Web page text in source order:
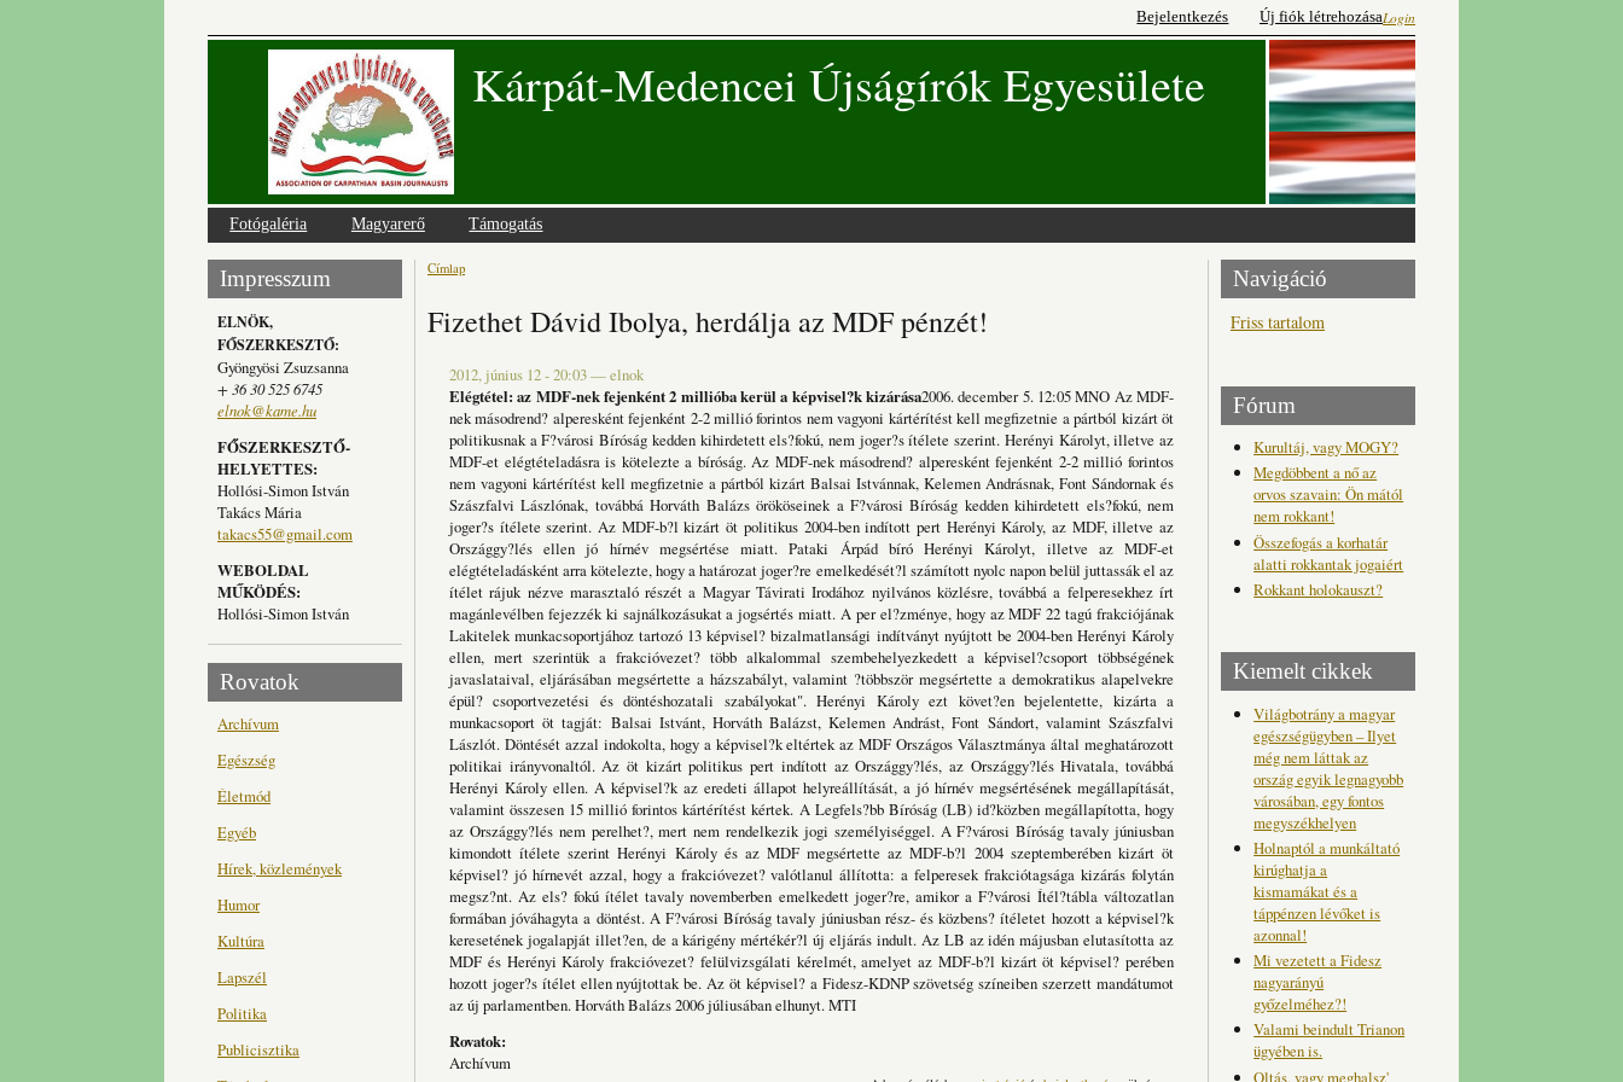
Login
Bejelentkezés Új fiók létrehozása
Kárpát-Medencei Újságírók Egyesülete
Fotógaléria Magyarerő Támogatás
Impresszum
ELNÖK,
FŐSZERKESZTŐ:
Gyöngyösi Zsuzsanna
+ 36 30 525 6745
elnok@kame.hu
FŐSZERKESZTŐ-
HELYETTES:
Hollósi-Simon István
Takács Mária
takacs55@gmail.com
WEBOLDAL
MŰKÖDÉS:
Hollósi-Simon István
Rovatok
Archívum
Egészség
Életmód
Egyéb
Hírek, közlemények
Humor
Kultúra
Lapszél
Politika
Publicisztika
Jelenlegi hely
Címlap
Fizethet Dávid Ibolya, herdálja az MDF pénzét!
2012, június 12 - 20:03—elnok
Elégtétel: az MDF-nek fejenként 2 millióba kerül a képvisel?k kizárása2006. december 5. 12:05 MNO Az MDF-
nek másodrend? alperesként fejenként 2-2 millió forintos nem vagyoni kártérítést kell megfizetnie a pártból kizárt öt
politikusnak a F?városi Bíróság kedden kihirdetett els?fokú, nem joger?s ítélete szerint. Herényi Károlyt, illetve az
MDF-et elégtételadásra is kötelezte a bíróság. Az MDF-nek másodrend? alperesként fejenként 2-2 millió forintos
nem vagyoni kártérítést kell megfizetnie a pártból kizárt Balsai Istvánnak, Kelemen Andrásnak, Font Sándornak és
Szászfalvi Lászlónak, továbbá Horváth Balázs örököseinek a F?városi Bíróság kedden kihirdetett els?fokú, nem
joger?s ítélete szerint. Az MDF-b?l kizárt öt politikus 2004-ben indított pert Herényi Károly, az MDF, illetve az
Országgy?lés ellen jó hírnév megsértése miatt. Pataki Árpád bíró Herényi Károlyt, illetve az MDF-et
elégtételadásként arra kötelezte, hogy a határozat joger?re emelkedését?l számított nyolc napon belül juttassák el az
ítélet rájuk nézve marasztaló részét a Magyar Távirati Irodához nyilvános közlésre, továbbá a felperesekhez írt
magánlevélben fejezzék ki sajnálkozásukat a jogsértés miatt. A per el?zménye, hogy az MDF 22 tagú frakciójának
Lakitelek munkacsoportjához tartozó 13 képvisel? bizalmatlansági indítványt nyújtott be 2004-ben Herényi Károly
ellen, mert szerintük a frakcióvezet? több alkalommal szembehelyezkedett a képvisel?csoport többségének
javaslataival, eljárásában megsértette a házszabályt, valamint ?többször megsértette a demokratikus alapelvekre
épül? csoportvezetési és döntéshozatali szabályokat". Herényi Károly ezt követ?en bejelentette, kizárta a
munkacsoport öt tagját: Balsai Istvánt, Horváth Balázst, Kelemen Andrást, Font Sándort, valamint Szászfalvi
Lászlót. Döntését azzal indokolta, hogy a képvisel?k eltértek az MDF Országos Választmánya által meghatározott
politikai irányvonaltól. Az öt kizárt politikus pert indított az Országgy?lés, az Országgy?lés Hivatala, továbbá
Herényi Károly ellen. A képvisel?k az eredeti állapot helyreállítását, a jó hírnév megsértésének megállapítását,
valamint összesen 15 millió forintos kártérítést kértek. A Legfels?bb Bíróság (LB) id?közben megállapította, hogy
az Országgy?lés nem perelhet?, mert nem rendelkezik jogi személyiséggel. A F?városi Bíróság tavaly júniusban
kimondott ítélete szerint Herényi Károly és az MDF megsértette az MDF-b?l 2004 szeptemberében kizárt öt
képvisel? jó hírnevét azzal, hogy a frakcióvezet? valótlanul állította: a felperesek frakciótagsága kizárás folytán
megsz?nt. Az els? fokú ítélet tavaly novemberben emelkedett joger?re, amikor a F?városi Ítél?tábla változatlan
formában jóváhagyta a döntést. A F?városi Bíróság tavaly júniusban rész- és közbens? ítéletet hozott a képvisel?k
keresetének jogalapját illet?en, de a kárigény mértékér?l új eljárás indult. Az LB az idén májusban elutasította az
MDF és Herényi Károly frakcióvezet? felülvizsgálati kérelmét, amelyet az MDF-b?l kizárt öt képvisel? perében
hozott joger?s ítélet ellen nyújtottak be. Az öt képvisel? a Fidesz-KDNP szövetség színeiben szerzett mandátumot
az új parlamentben. Horváth Balázs 2006 júliusában elhunyt. MTI
Rovatok:
Archívum
Navigáció
Friss tartalom
Fórum
Kurultáj, vagy MOGY?
Megdöbbent a nő az
orvos szavain: Ön mától
nem rokkant!
Összefogás a korhatár
alatti rokkantak jogaiért
Rokkant holokauszt?
Kiemelt cikkek
Világbotrány a magyar
egészségügyben – Ilyet
még nem láttak az
ország egyik legnagyobb
városában, egy fontos
megyszékhelyen
Holnaptól a munkáltató
kirúghatja a
kismamákat és a
táppénzen lévőket is
azonnal!
Mi vezetett a Fidesz
nagyarányú
győzelméhez?!
Valami beindult Trianon
ügyében is.
Oltás, vagy meghalsz'